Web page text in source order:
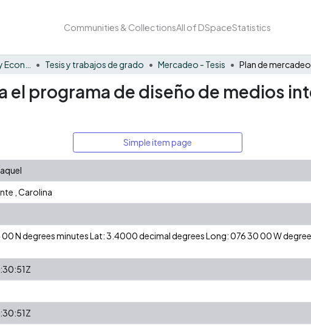
Communities & CollectionsAll of DSpaceStatistics
Tesis y trabajos de grado Mercadeo - Tesis
el programa de diseño de medios
Simple item page
, Carolina
00 N degrees minutes Lat: 3.4000 decimal degrees Long: 076 30 00 W